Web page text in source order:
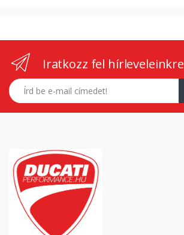
Iratkozz fel hírleveleinkre
E-mail címed